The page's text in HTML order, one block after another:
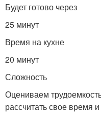
Будет готово через
25 минут
Время на кухне
20 минут
Сложность
Оцениваем
рассчитать свое время